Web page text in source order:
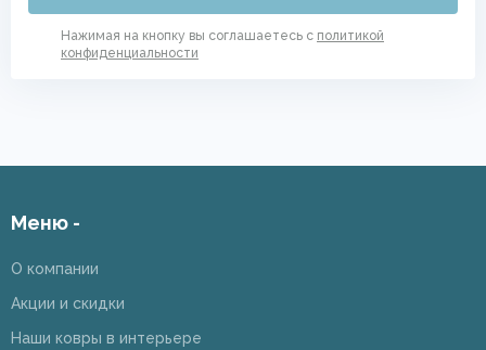
Нажимая на кнопку вы соглашаетесь с политикой
конфиденциальности
Меню -
О компании
Акции и скидки
Наши ковры в интерьере